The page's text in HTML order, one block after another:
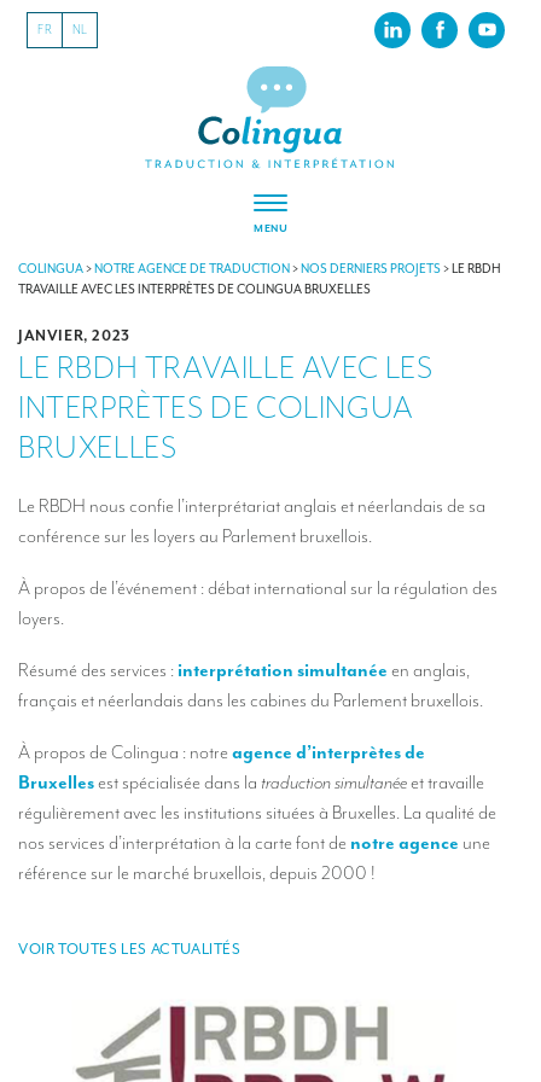
FR NL
MENU
À PROPOS
RSE
Nos derniers projets
Nos références
INTERPRÉTATION
Nos services d’interprétation
Interprétation simultanée à distance (en ligne)
Des interprètes au niveau européen
Interprétation simultanée mobile
Interprétation simultanée pour petits groupes
Accompagnement de personnalités
Combien coûte un interprète ?
TRADUCTION
COLINGUA>NOTRE AGENCE DE TRADUCTION>NOS DERNIERS PROJETS>LE RBDH
TRAVAILLE AVEC LES INTERPRÈTES DE COLINGUA BRUXELLES
JANVIER, 2023
LE RBDH TRAVAILLE AVEC LES
INTERPRÈTES DE COLINGUA
BRUXELLES
Le RBDH nous confie l’interprétariat anglais et néerlandais de sa
conférence sur les loyers au Parlement bruxellois.
À propos de l’événement : débat international sur la régulation des
loyers.
Résumé des services : interprétation simultanée en anglais,
français et néerlandais dans les cabines du Parlement bruxellois.
À propos de Colingua : notre agence d’interprètes de
Bruxellesest spécialisée dans la traduction simultanéeet travaille
régulièrement avec les institutions situées à Bruxelles. La qualité de
nos services d’interprétation à la carte font de notre agence une
référence sur le marché bruxellois, depuis 2000 !
VOIR TOUTES LES ACTUALITÉS